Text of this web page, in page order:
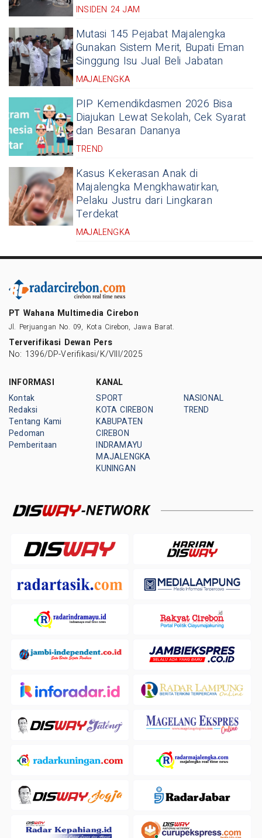
INSIDEN 24 JAM
Mutasi 145 Pejabat Majalengka
Gunakan Sistem Merit, Bupati Eman
Singgung Isu Jual Beli Jabatan
MAJALENGKA
PIP Kemendikdasmen 2026 Bisa
Diajukan Lewat Sekolah, Cek Syarat
dan Besaran Dananya
TREND
Kasus Kekerasan Anak di
Majalengka Mengkhawatirkan,
Pelaku Justru dari Lingkaran
Terdekat
MAJALENGKA
PT Wahana Multimedia Cirebon
Jl. Perjuangan No. 09, Kota Cirebon, Jawa Barat.
Terverifikasi Dewan Pers
No: 1396/DP-Verifikasi/K/VIII/2025
INFORMASI
Kontak
Redaksi
Tentang Kami
Pedoman
Pemberitaan
KANAL
SPORT
KOTA CIREBON
KABUPATEN
CIREBON
INDRAMAYU
MAJALENGKA
KUNINGAN
NASIONAL
TREND